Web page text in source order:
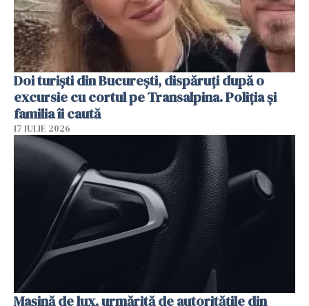
Doi turiști din București, dispăruți după o
excursie cu cortul pe Transalpina. Poliția și
familia îi caută
17 IULIE 2026
Mașină de lux, urmărită de autoritățile din